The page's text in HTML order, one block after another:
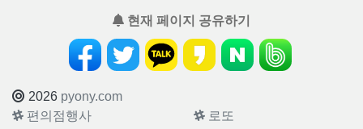
현재 페이지 공유하기
2026 pyony.com
편의점행사
로또